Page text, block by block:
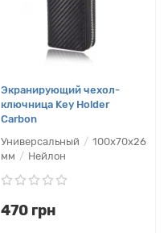
Экранирующий чехол-
ключница Key Holder
Carbon
Универсальный
100х70х26
мм
Нейлон
470 грн